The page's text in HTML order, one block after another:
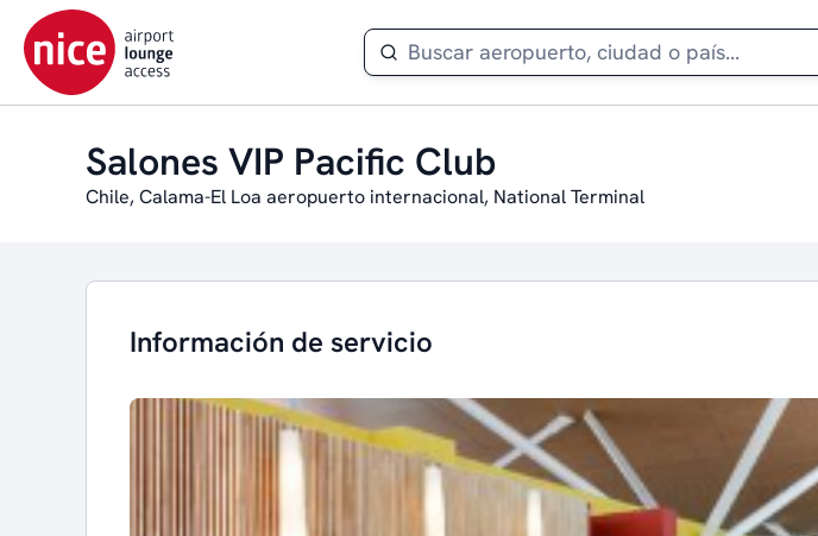
Salones VIP Pacific Club
Chile, Calama-El Loa aeropuerto internacional, National Terminal
Información de servicio